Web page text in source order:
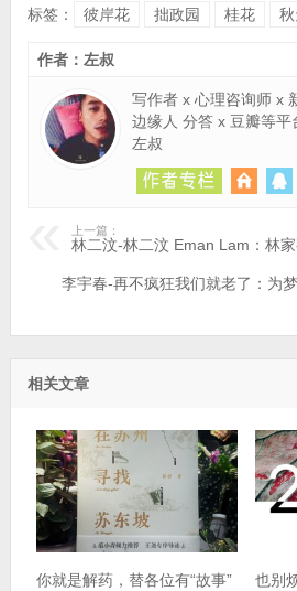
标签： 彼岸花 拙政园 桂花
作者：左叔
写作者 x 心理咨询师 x
边缘人 分答 x 豆瓣等平
左叔
上一篇：
林二汶-林二汶 Eman Lam：林
李宇春-再不疯狂我们就老了：为
相关文章
你就是解药，替各位有“故事”
也别